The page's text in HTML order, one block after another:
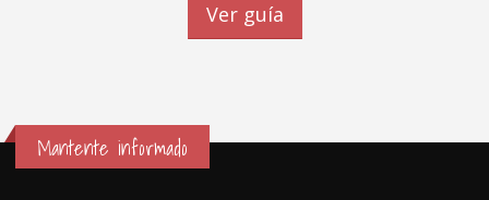
Ver guía
Mantente informado